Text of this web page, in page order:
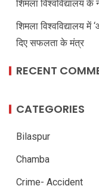
शिमला विश्वविद्यालय के
शिमला विश्वविद्यालय में
दिए सफलता के मंत्र
RECENT
CATEGORIES
Bilaspur
Chamba
Crime- Accident